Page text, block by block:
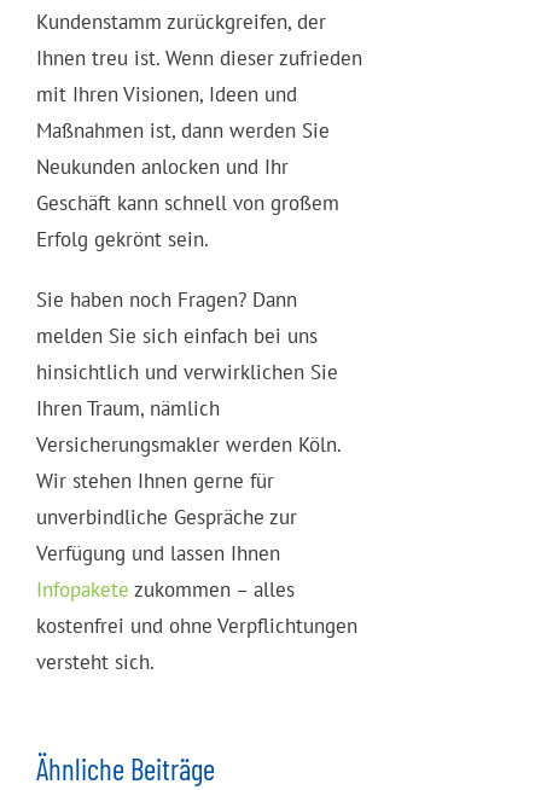
Kundenstamm zurückgreifen, der
Ihnen treu ist. Wenn dieser zufrieden
mit Ihren Visionen, Ideen und
Maßnahmen ist, dann werden Sie
Neukunden anlocken und Ihr
Geschäft kann schnell von großem
Erfolg gekrönt sein.
Sie haben noch Fragen? Dann
melden Sie sich einfach bei uns
hinsichtlich und verwirklichen Sie
Ihren Traum, nämlich
Versicherungsmakler werden Köln.
Wir stehen Ihnen gerne für
unverbindliche Gespräche zur
Verfügung und lassen Ihnen
Infopakete zukommen – alles
kostenfrei und ohne Verpflichtungen
versteht sich.
Ähnliche Beiträge